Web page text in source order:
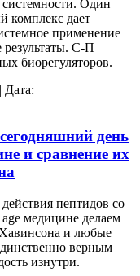
Один
комплекс дает
применение
результаты. С-П
биорегуляторов.
| Дата:
день
и сравнение их
пептидов со
медицине делаем
и любые
верным
изнутри.